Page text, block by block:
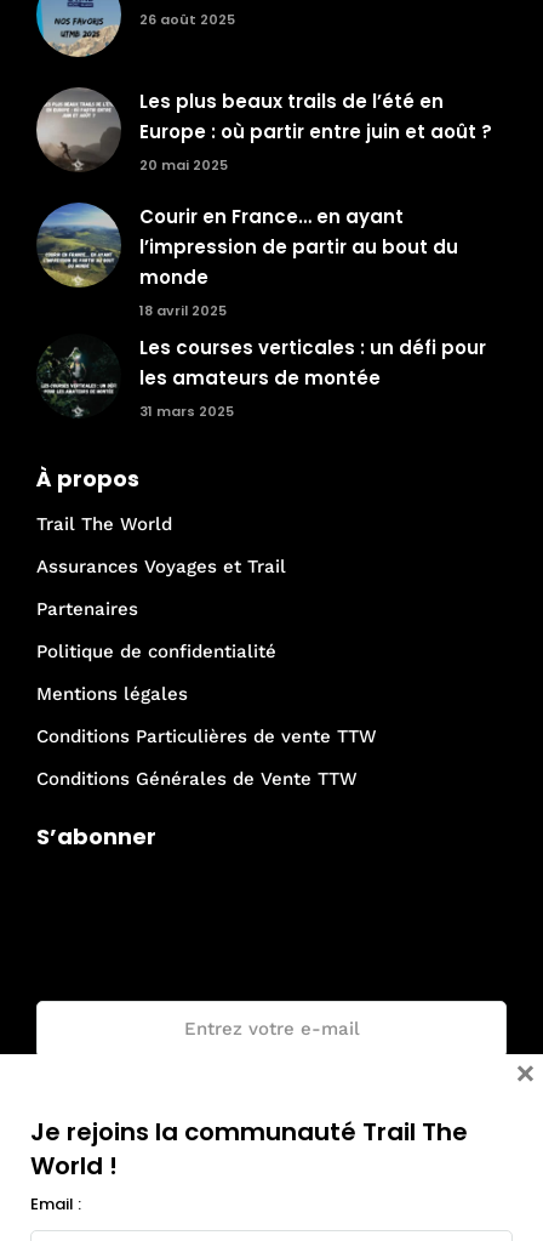
26 août 2025
Les plus beaux trails de l’été en
Europe : où partir entre juin et août ?
20 mai 2025
Courir en France… en ayant
l’impression de partir au bout du
monde
18 avril 2025
Les courses verticales : un défi pour
les amateurs de montée
31 mars 2025
À propos
Trail The World
Assurances Voyages et Trail
Partenaires
Politique de confidentialité
Mentions légales
Conditions Particulières de vente TTW
Conditions Générales de Vente TTW
S’abonner
Je rejoins la communauté Trail The
World !
Email :
×